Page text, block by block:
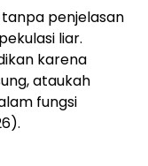
tanpa penjelasan
liar.
karena
ataukah
fungsi